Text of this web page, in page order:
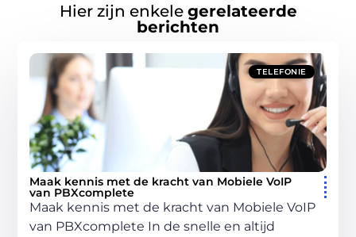
Hier zijn enkele gerelateerde
berichten
TELEFONIE
Maak kennis met de kracht van Mobiele VoIP
van PBXcomplete
Maak kennis met de kracht van Mobiele VoIP
van PBXcomplete In de snelle en altijd